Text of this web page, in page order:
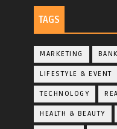
TAGS
MARKETING
LIFESTYLE & EVENT
TECHNOLOGY
HEALTH & BEAUTY